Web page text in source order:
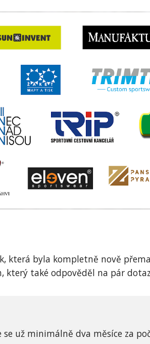
která byla kompletně nově
který také odpověděl na pár
se už minimálně dva měsíce za